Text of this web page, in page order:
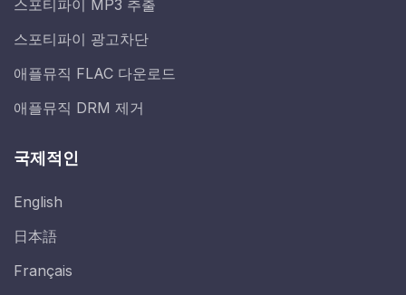
스포티파이 MP3 추출
스포티파이 광고차단
애플뮤직 FLAC 다운로드
애플뮤직 DRM 제거
국제적인
English
日本語
Français